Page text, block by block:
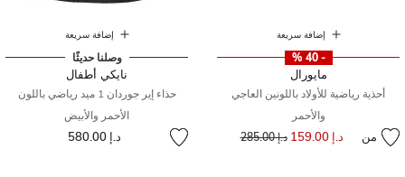
إضافة سريعة
- 40 %
مايورال
أحذية رياضية للأولاد باللونين العاجي
والأحمر
من د.إ 159.00 سعر مخفض مند.إ 285.00
إضافة سريعة
وصلنا حديثًا
نايكي أطفال
حذاء إير جوردان 1 ميد رياضي باللون
الأحمر والأبيض
د.إ 580.00